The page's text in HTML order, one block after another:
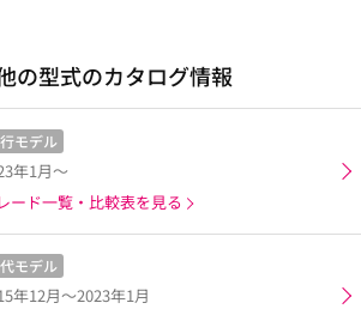
の型式のカタログ情報
モデル
年1月～
ード一覧・比較表を見る
モデル
年12月～2023年1月